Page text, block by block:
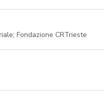
Fondazione CRTrieste